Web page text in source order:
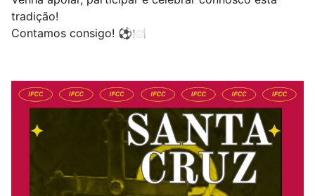
tradição!
Contamos consigo! ⚽🍽️